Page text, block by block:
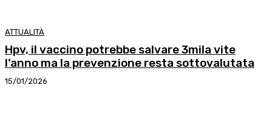
ATTUALITÀ
Hpv, il vaccino potrebbe salvare 3mila vite
l’anno ma la prevenzione resta sottovalutata
15/01/2026